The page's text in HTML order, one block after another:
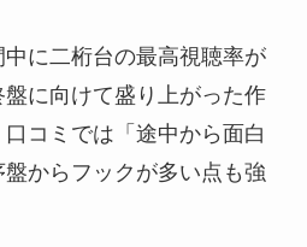
に二桁台の最高視聴率が
に向けて盛り上がった作
コミでは「途中から面白
からフックが多い点も強